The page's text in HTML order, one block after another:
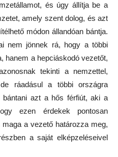
és úgy állítja be a
amely szent dolog, és azt
módon állandóan bántja.
nem jönnek rá, hogy a többi
hanem a hepciáskodó vezetőt,
tekinti a nemzettel,
ráadásul a többi országra
bántani azt a hős férfiút, aki a
ezen érdekek pontosan
a vezető határozza meg,
a saját elképzeléseivel